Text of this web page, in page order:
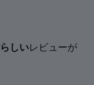
しいレビューが